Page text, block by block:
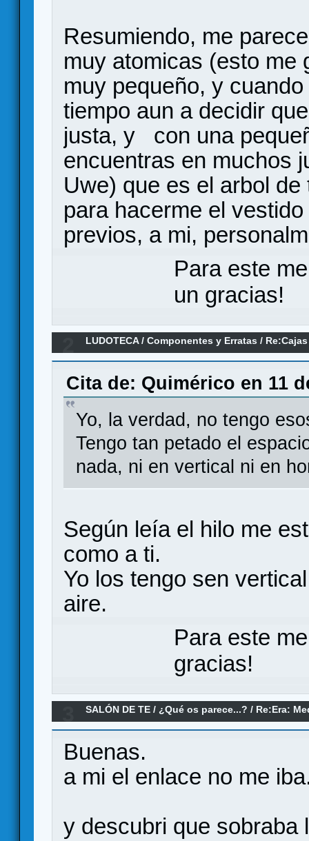
Resumiendo, me
muy atomicas (esto me
muy pequeño, y
tiempo aun a decidir
justa, y con una
encuentras en muchos
Uwe) que es el arbol
para hacerme el
previos, a mi,
Para este
un gracias!
LUDOTECA/Componentes y Erratas /
Sobre almacenaje de juegos de mesa
Cita de: Quimérico en 11
Yo, la verdad, no tengo
Tengo tan petado el
nada, ni en vertical ni en
Según leía el hilo me
como a ti.
Yo los tengo sen
aire.
Para este
gracias!
SALÓN DE TE /¿Qué os parece...? / Re:Era:
Buenas.
a mi el enlace no me
y descubri que sobraba